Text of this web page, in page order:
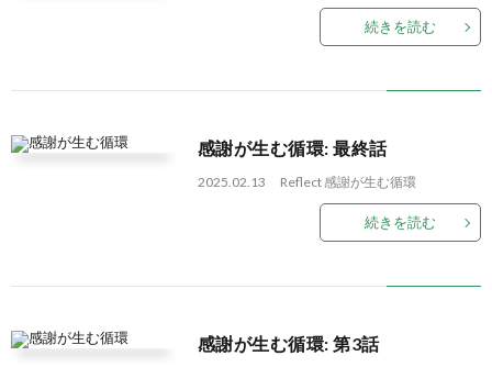
続きを読む
感謝が生む循環: 最終話
2025.02.13 Reflect感謝が生む循環
続きを読む
感謝が生む循環: 第3話